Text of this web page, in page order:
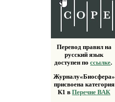
Перевод правил на
русский язык
доступен поссылке.
Журналу«Биосфера»
присвоена категория
К1 вПеречне ВАК